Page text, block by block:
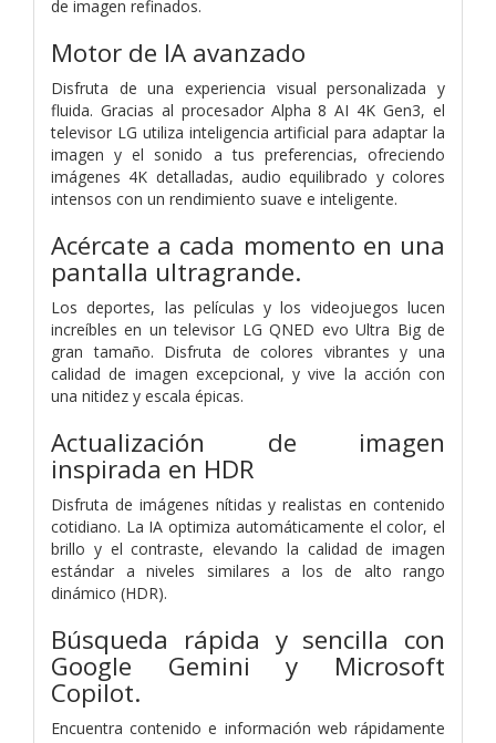
de imagen refinados.
Motor de IA avanzado
Disfruta de una experiencia visual personalizada y
fluida. Gracias al procesador Alpha 8 AI 4K Gen3, el
televisor LG utiliza inteligencia artificial para adaptar la
imagen y el sonido a tus preferencias, ofreciendo
imágenes 4K detalladas, audio equilibrado y colores
intensos con un rendimiento suave e inteligente.
Acércate a cada momento en una
pantalla ultragrande.
Los deportes, las películas y los videojuegos lucen
increíbles en un televisor LG QNED evo Ultra Big de
gran tamaño. Disfruta de colores vibrantes y una
calidad de imagen excepcional, y vive la acción con
una nitidez y escala épicas.
Actualización de imagen
inspirada en HDR
Disfruta de imágenes nítidas y realistas en contenido
cotidiano. La IA optimiza automáticamente el color, el
brillo y el contraste, elevando la calidad de imagen
estándar a niveles similares a los de alto rango
dinámico (HDR).
Búsqueda rápida y sencilla con
Google Gemini y Microsoft
Copilot.
Encuentra contenido e información web rápidamente